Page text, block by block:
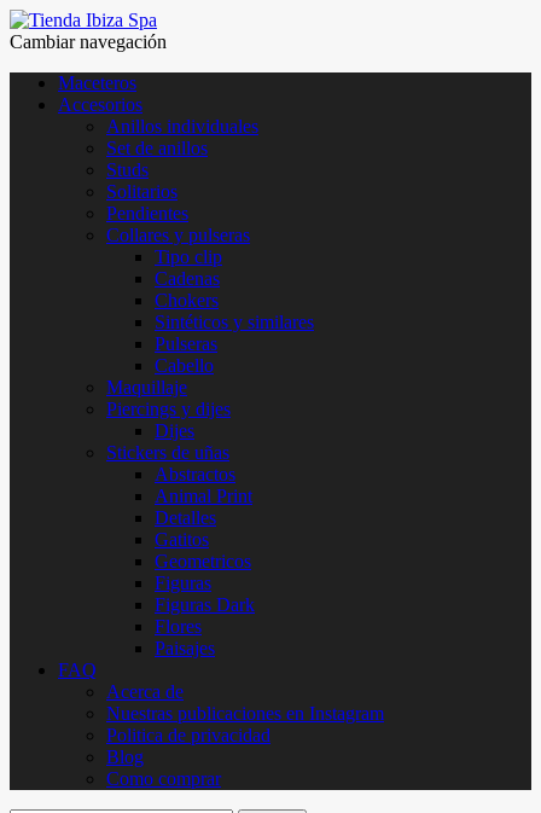
Cambiar navegación
Maceteros
Accesorios
Anillos individuales
Set de anillos
Studs
Solitarios
Pendientes
Collares y pulseras
Tipo clip
Cadenas
Chokers
Sintéticos y similares
Pulseras
Cabello
Maquillaje
Piercings y dijes
Dijes
Stickers de uñas
Abstractos
Animal Print
Detalles
Gatitos
Geometricos
Figuras
Figuras Dark
Flores
Paisajes
FAQ
Acerca de
Nuestras publicaciones en Instagram
Politica de privacidad
Blog
Como comprar